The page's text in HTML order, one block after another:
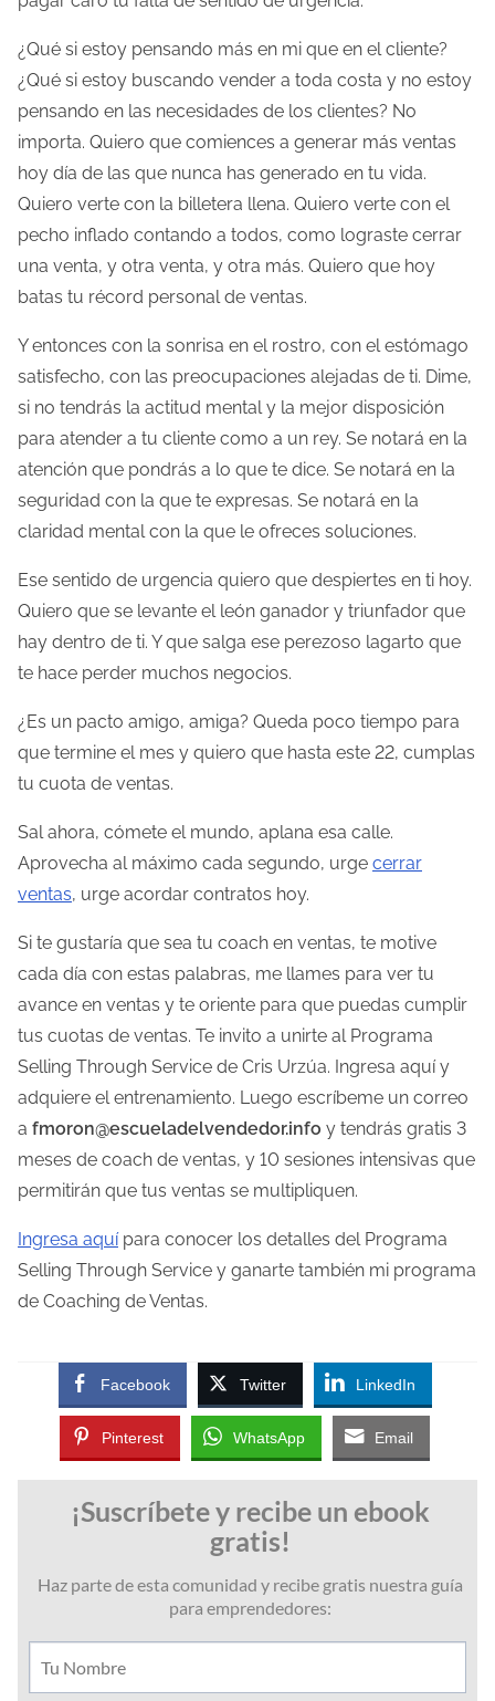
¿Qué si estoy pensando más en mi que en el cliente?
¿Qué si estoy buscando vender a toda costa y no estoy
pensando en las necesidades de los clientes? No
importa. Quiero que comiences a generar más ventas
hoy día de las que nunca has generado en tu vida.
Quiero verte con la billetera llena. Quiero verte con el
pecho inflado contando a todos, como lograste cerrar
una venta, y otra venta, y otra más. Quiero que hoy
batas tu récord personal de ventas.
Y entonces con la sonrisa en el rostro, con el estómago
satisfecho, con las preocupaciones alejadas de ti. Dime,
si no tendrás la actitud mental y la mejor disposición
para atender a tu cliente como a un rey. Se notará en la
atención que pondrás a lo que te dice. Se notará en la
seguridad con la que te expresas. Se notará en la
claridad mental con la que le ofreces soluciones.
Ese sentido de urgencia quiero que despiertes en ti hoy.
Quiero que se levante el león ganador y triunfador que
hay dentro de ti. Y que salga ese perezoso lagarto que
te hace perder muchos negocios.
¿Es un pacto amigo, amiga? Queda poco tiempo para
que termine el mes y quiero que hasta este 22, cumplas
tu cuota de ventas.
Sal ahora, cómete el mundo, aplana esa calle.
Aprovecha al máximo cada segundo, urge cerrar
ventas, urge acordar contratos hoy.
Si te gustaría que sea tu coach en ventas, te motive
cada día con estas palabras, me llames para ver tu
avance en ventas y te oriente para que puedas cumplir
tus cuotas de ventas. Te invito a unirte al Programa
Selling Through Service de Cris Urzúa. Ingresa aquí y
adquiere el entrenamiento. Luego escríbeme un correo
a fmoron@escueladelvendedor.info y tendrás gratis 3
meses de coach de ventas, y 10 sesiones intensivas que
permitirán que tus ventas se multipliquen.
Ingresa aquípara conocer los detalles del Programa
Selling Through Service y ganarte también mi programa
de Coaching de Ventas.
Facebook Twitter LinkedIn
Pinterest WhatsApp Email